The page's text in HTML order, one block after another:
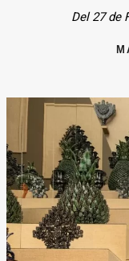
Del 27 de